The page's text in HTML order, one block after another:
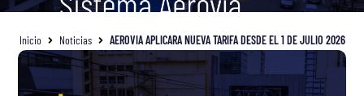
Inicio Noticias AEROVIA APLICARA NUEVA TARIFA DESDE EL 1 DE JULIO 2026